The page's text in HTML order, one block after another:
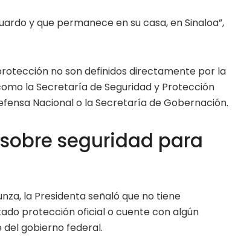
y que permanece en su casa, en Sinaloa”,
no son definidos directamente por la
la Secretaría de Seguridad y Protección
Nacional o la Secretaría de Gobernación.
seguridad para
la Presidenta señaló que no tiene
protección oficial o cuente con algún
gobierno federal.